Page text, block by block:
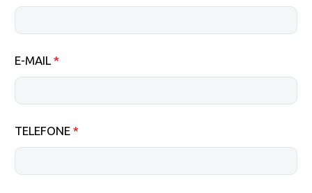
E-MAIL *
TELEFONE *